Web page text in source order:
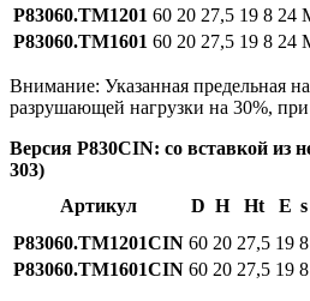
P83060.TM1201 60 20 27,5 19 8 24
P83060.TM1601 60 20 27,5 19 8 24
Внимание: Указанная предельная
разрушающей нагрузки на 30%,
Версия P830CIN: со вставкой из
303)
Артикул
D H Ht E s
P83060.TM1201CIN 60 20 27,5 19 8
P83060.TM1601CIN 60 20 27,5 19 8